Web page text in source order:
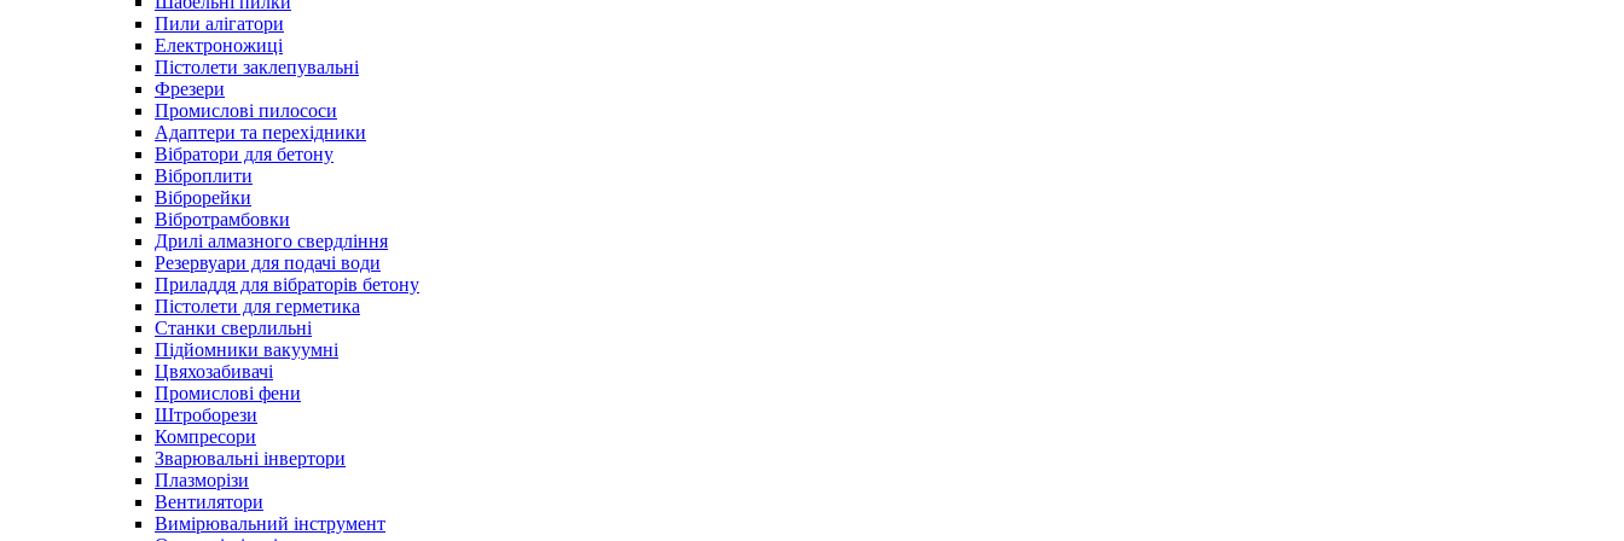
Пили алігатори
Електроножиці
Пістолети заклепувальні
Фрезери
Промислові пилососи
Адаптери та перехідники
Вібратори для бетону
Віброплити
Віброрейки
Вібротрамбовки
Дрилі алмазного свердління
Резервуари для подачі води
Приладдя для вібраторів бетону
Пістолети для герметика
Станки сверлильні
Підйомники вакуумні
Цвяхозабивачі
Промислові фени
Штроборези
Компресори
Зварювальні інвертори
Плазморізи
Вентилятори
Вимірювальний інструмент